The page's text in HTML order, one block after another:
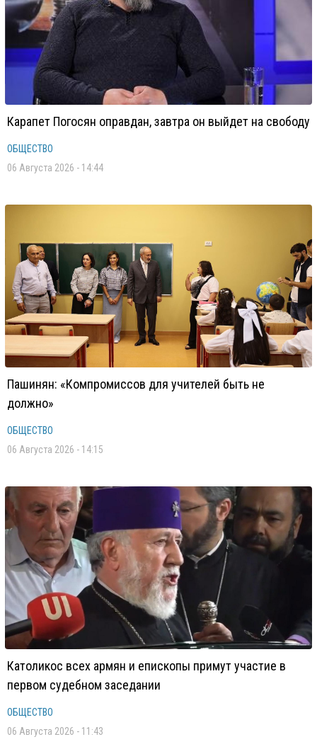
Карапет Погосян оправдан, завтра он выйдет на свободу
ОБЩЕСТВО
06 Августа 2026 - 14:44
Пашинян: «Компромиссов для учителей быть не
должно»
ОБЩЕСТВО
06 Августа 2026 - 14:15
Католикос всех армян и епископы примут участие в
первом судебном заседании
ОБЩЕСТВО
06 Августа 2026 - 11:43